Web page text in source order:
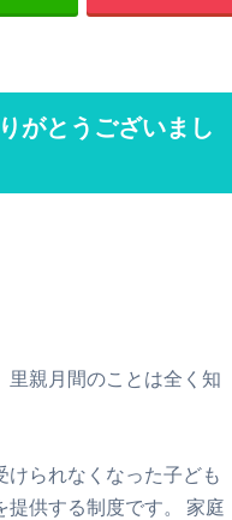
がとうございまし
里親月間のことは全く知
けられなくなった子ども
供する制度です。 家庭